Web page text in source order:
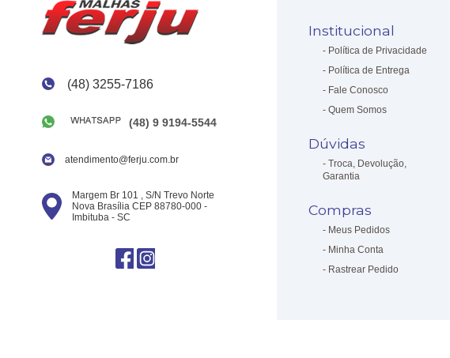
(48) 3255-7186
(48) 9 9194-5544
atendimento@ferju.com.br
Margem Br 101 , S/N Trevo Norte
Nova Brasília CEP 88780-000 -
Imbituba - SC
Institucional
Política de Privacidade
Política de Entrega
Fale Conosco
Quem Somos
Dúvidas
Troca, Devolução,
Garantia
Compras
Meus Pedidos
Minha Conta
Rastrear Pedido